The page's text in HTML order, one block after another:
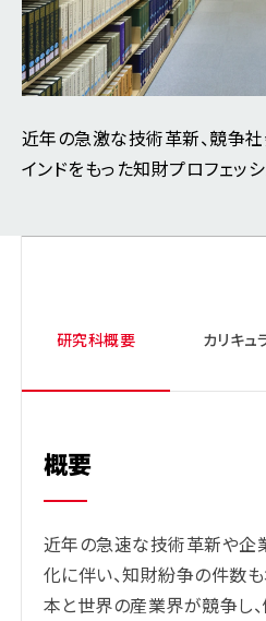
近年の急激な技術革新、競争
インドをもった知財プロフェッ
研究科概要 カリキュ
概要
近年の急速な技術革新や企
化に伴い、知財紛争の件数
本と世界の産業界が競争し